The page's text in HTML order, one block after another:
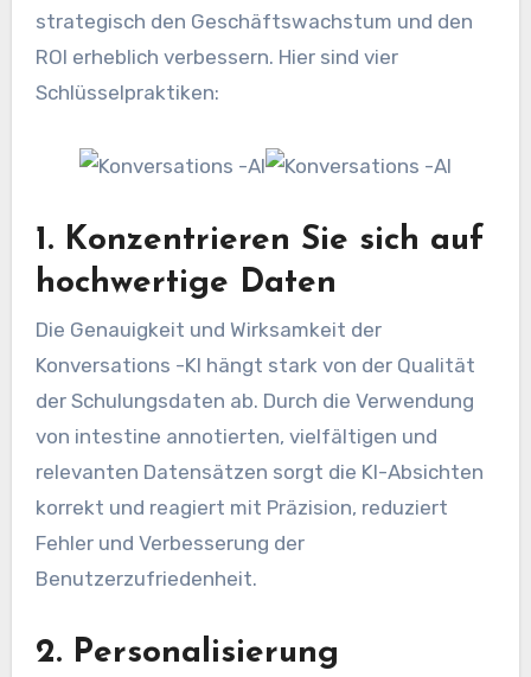
strategisch den Geschäftswachstum und den
ROI erheblich verbessern. Hier sind vier
Schlüsselpraktiken:
1. Konzentrieren Sie sich auf
hochwertige Daten
Die Genauigkeit und Wirksamkeit der
Konversations -KI hängt stark von der Qualität
der Schulungsdaten ab. Durch die Verwendung
von intestine annotierten, vielfältigen und
relevanten Datensätzen sorgt die KI-Absichten
korrekt und reagiert mit Präzision, reduziert
Fehler und Verbesserung der
Benutzerzufriedenheit.
2. Personalisierung